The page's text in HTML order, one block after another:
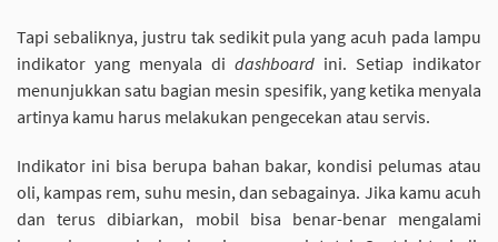
Tapi sebaliknya, justru tak sedikit pula yang acuh pada lampu
indikator yang menyala di dashboard ini. Setiap indikator
menunjukkan satu bagian mesin spesifik, yang ketika menyala
artinya kamu harus melakukan pengecekan atau servis.
Indikator ini bisa berupa bahan bakar, kondisi pelumas atau
oli, kampas rem, suhu mesin, dan sebagainya. Jika kamu acuh
dan terus dibiarkan, mobil bisa benar-benar mengalami